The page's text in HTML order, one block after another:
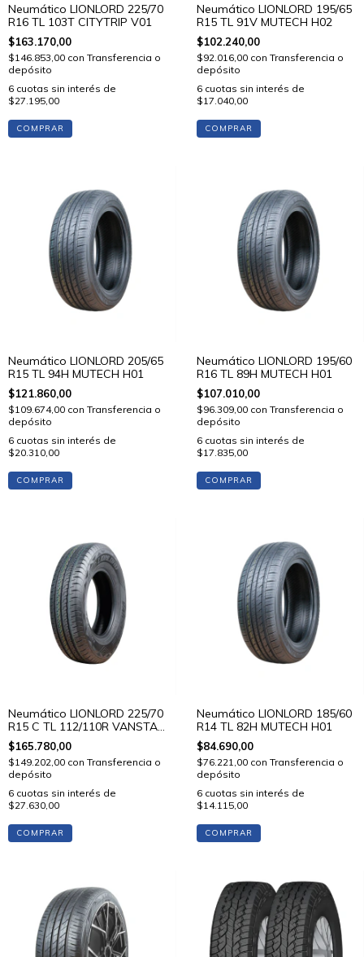
Neumático LIONLORD 225/70
R16 TL 103T CITYTRIP V01
$163.170,00
$146.853,00 con Transferencia o
depósito
6 cuotas sin interés de
$27.195,00
COMPRAR
Neumático LIONLORD 195/65
R15 TL 91V MUTECH H02
$102.240,00
$92.016,00 con Transferencia o
depósito
6 cuotas sin interés de
$17.040,00
COMPRAR
Neumático LIONLORD 205/65
R15 TL 94H MUTECH H01
$121.860,00
$109.674,00 con Transferencia o
depósito
6 cuotas sin interés de
$20.310,00
COMPRAR
Neumático LIONLORD 195/60
R16 TL 89H MUTECH H01
$107.010,00
$96.309,00 con Transferencia o
depósito
6 cuotas sin interés de
$17.835,00
COMPRAR
Neumático LIONLORD 225/70
R15 C TL 112/110R VANSTAR
C01
$165.780,00
$149.202,00 con Transferencia o
depósito
6 cuotas sin interés de
$27.630,00
COMPRAR
Neumático LIONLORD 185/60
R14 TL 82H MUTECH H01
$84.690,00
$76.221,00 con Transferencia o
depósito
6 cuotas sin interés de
$14.115,00
COMPRAR